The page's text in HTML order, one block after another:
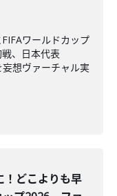
ワールドカップ
、日本代表
想ヴァーチャル実
！どこよりも早